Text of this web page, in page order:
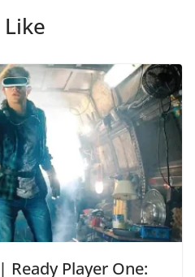
Ready Player One: